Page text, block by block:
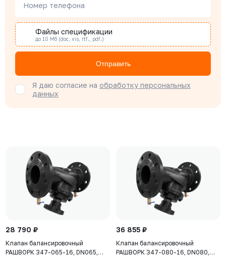
Номер телефона
Файлы спецификации
до 10 Мб (doc, xis, rtf., pdf.)
Отправить
Я даю согласие на обработку персональных
данных
28 790 ₽
Клапан балансировочный
РАШВОРК 347-065-16, DN065,
36 855 ₽
Клапан балансировочный
РАШВОРК 347-080-16, DN080,